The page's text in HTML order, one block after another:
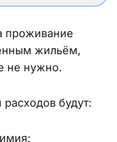
проживание
жильём,
не нужно.
будут: